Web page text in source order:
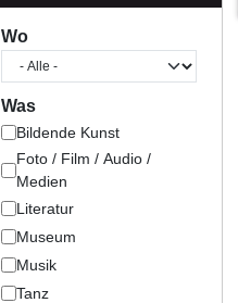
Wo
Was
Bildende Kunst
Foto / Film / Audio /
Medien
Literatur
Museum
Musik
Tanz